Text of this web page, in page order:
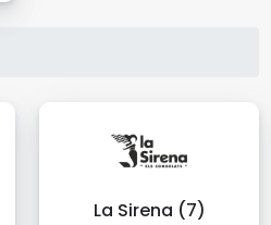
La Sirena (7)